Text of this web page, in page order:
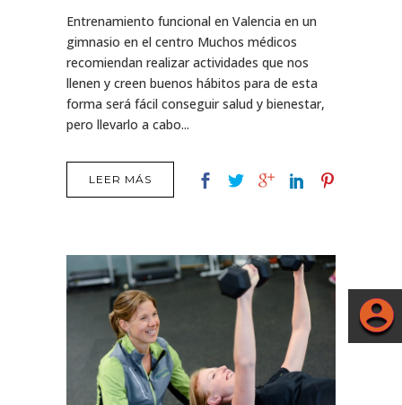
Entrenamiento funcional en Valencia en un
gimnasio en el centro Muchos médicos
recomiendan realizar actividades que nos
llenen y creen buenos hábitos para de esta
forma será fácil conseguir salud y bienestar,
pero llevarlo a cabo...
LEER MÁS